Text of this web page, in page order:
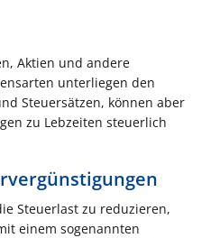
Aktien und andere
unterliegen den
Steuersätzen, können aber
zu Lebzeiten steuerlich
Steuerlast zu reduzieren,
einem sogenannten